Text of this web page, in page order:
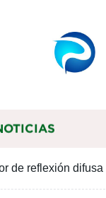
de reflexión